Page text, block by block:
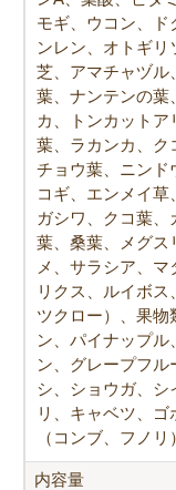
モギ、ウコン、ド
ンレン、オトギ
芝、アマチャヅル
葉、ナンテンの葉
カ、トンカット
葉、ラカンカ、ク
チョウ葉、ニンド
コギ、エンメイ草
ガシワ、クコ葉
葉、桑葉、メグス
メ、サラシア、
リクス、ルイボ
ツクロー）、果物
ン、パイナップ
ン、グレープフ
シ、ショウガ、シ
リ、キャベツ、
（コンブ、フノリ）
内容量